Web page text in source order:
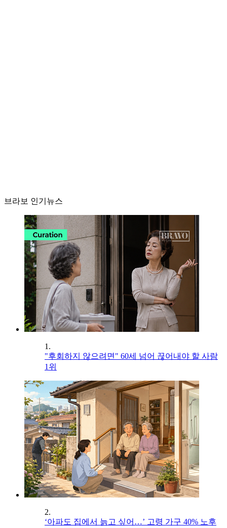
브라보 인기뉴스
1.
"후회하지 않으려면" 60세 넘어 끊어내야 할 사람
1위
2.
‘아파도 집에서 늙고 싶어…’ 고령 가구 40% 노후